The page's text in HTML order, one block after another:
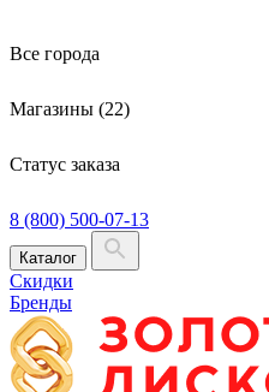
Все города
Магазины (22)
Статус заказа
8 (800) 500-07-13
Каталог
Скидки
Бренды